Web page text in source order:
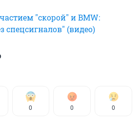
"скорой" и BMW:
спецсигналов" (видео)
0 0 0